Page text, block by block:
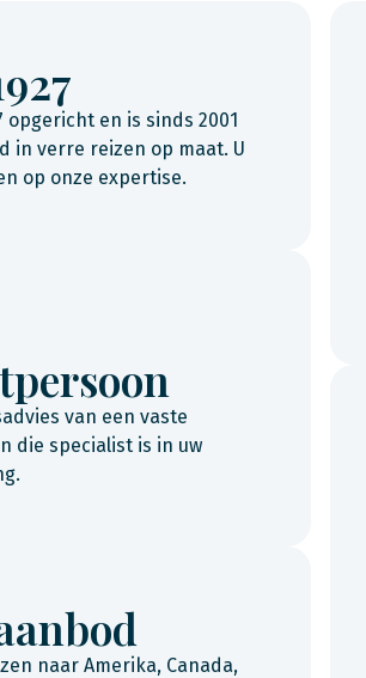
opgericht en is sinds 2001
in verre reizen op maat. U
op onze expertise.
van een vaste
die specialist is in uw
naar Amerika, Canada,